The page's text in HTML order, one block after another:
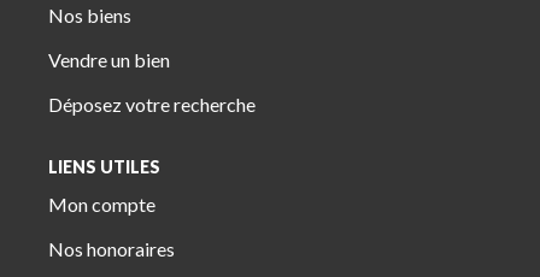
Nos biens
Vendre un bien
Déposez votre recherche
LIENS UTILES
Mon compte
Nos honoraires